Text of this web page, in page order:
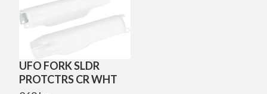
UFO FORK SLDR
PROTCTRS CR WHT